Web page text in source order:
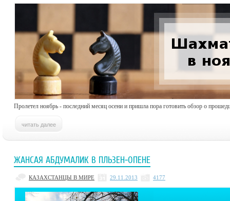
Пролетел ноябрь - последний месяц осени и пришла пора готовить обзор о
ЖАНСАЯ АБДУМАЛИК В ПЛЬЗЕН-ОПЕНЕ
КАЗАХСТАНЦЫ В МИРЕ 29.11.2013 4177